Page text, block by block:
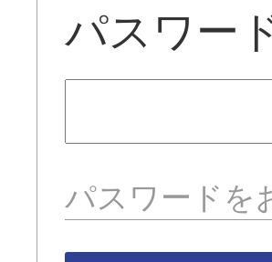
パスワー
パスワードを